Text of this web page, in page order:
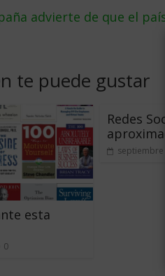
advierte de que el
te puede gustar
esta
0
Redes
septiembre